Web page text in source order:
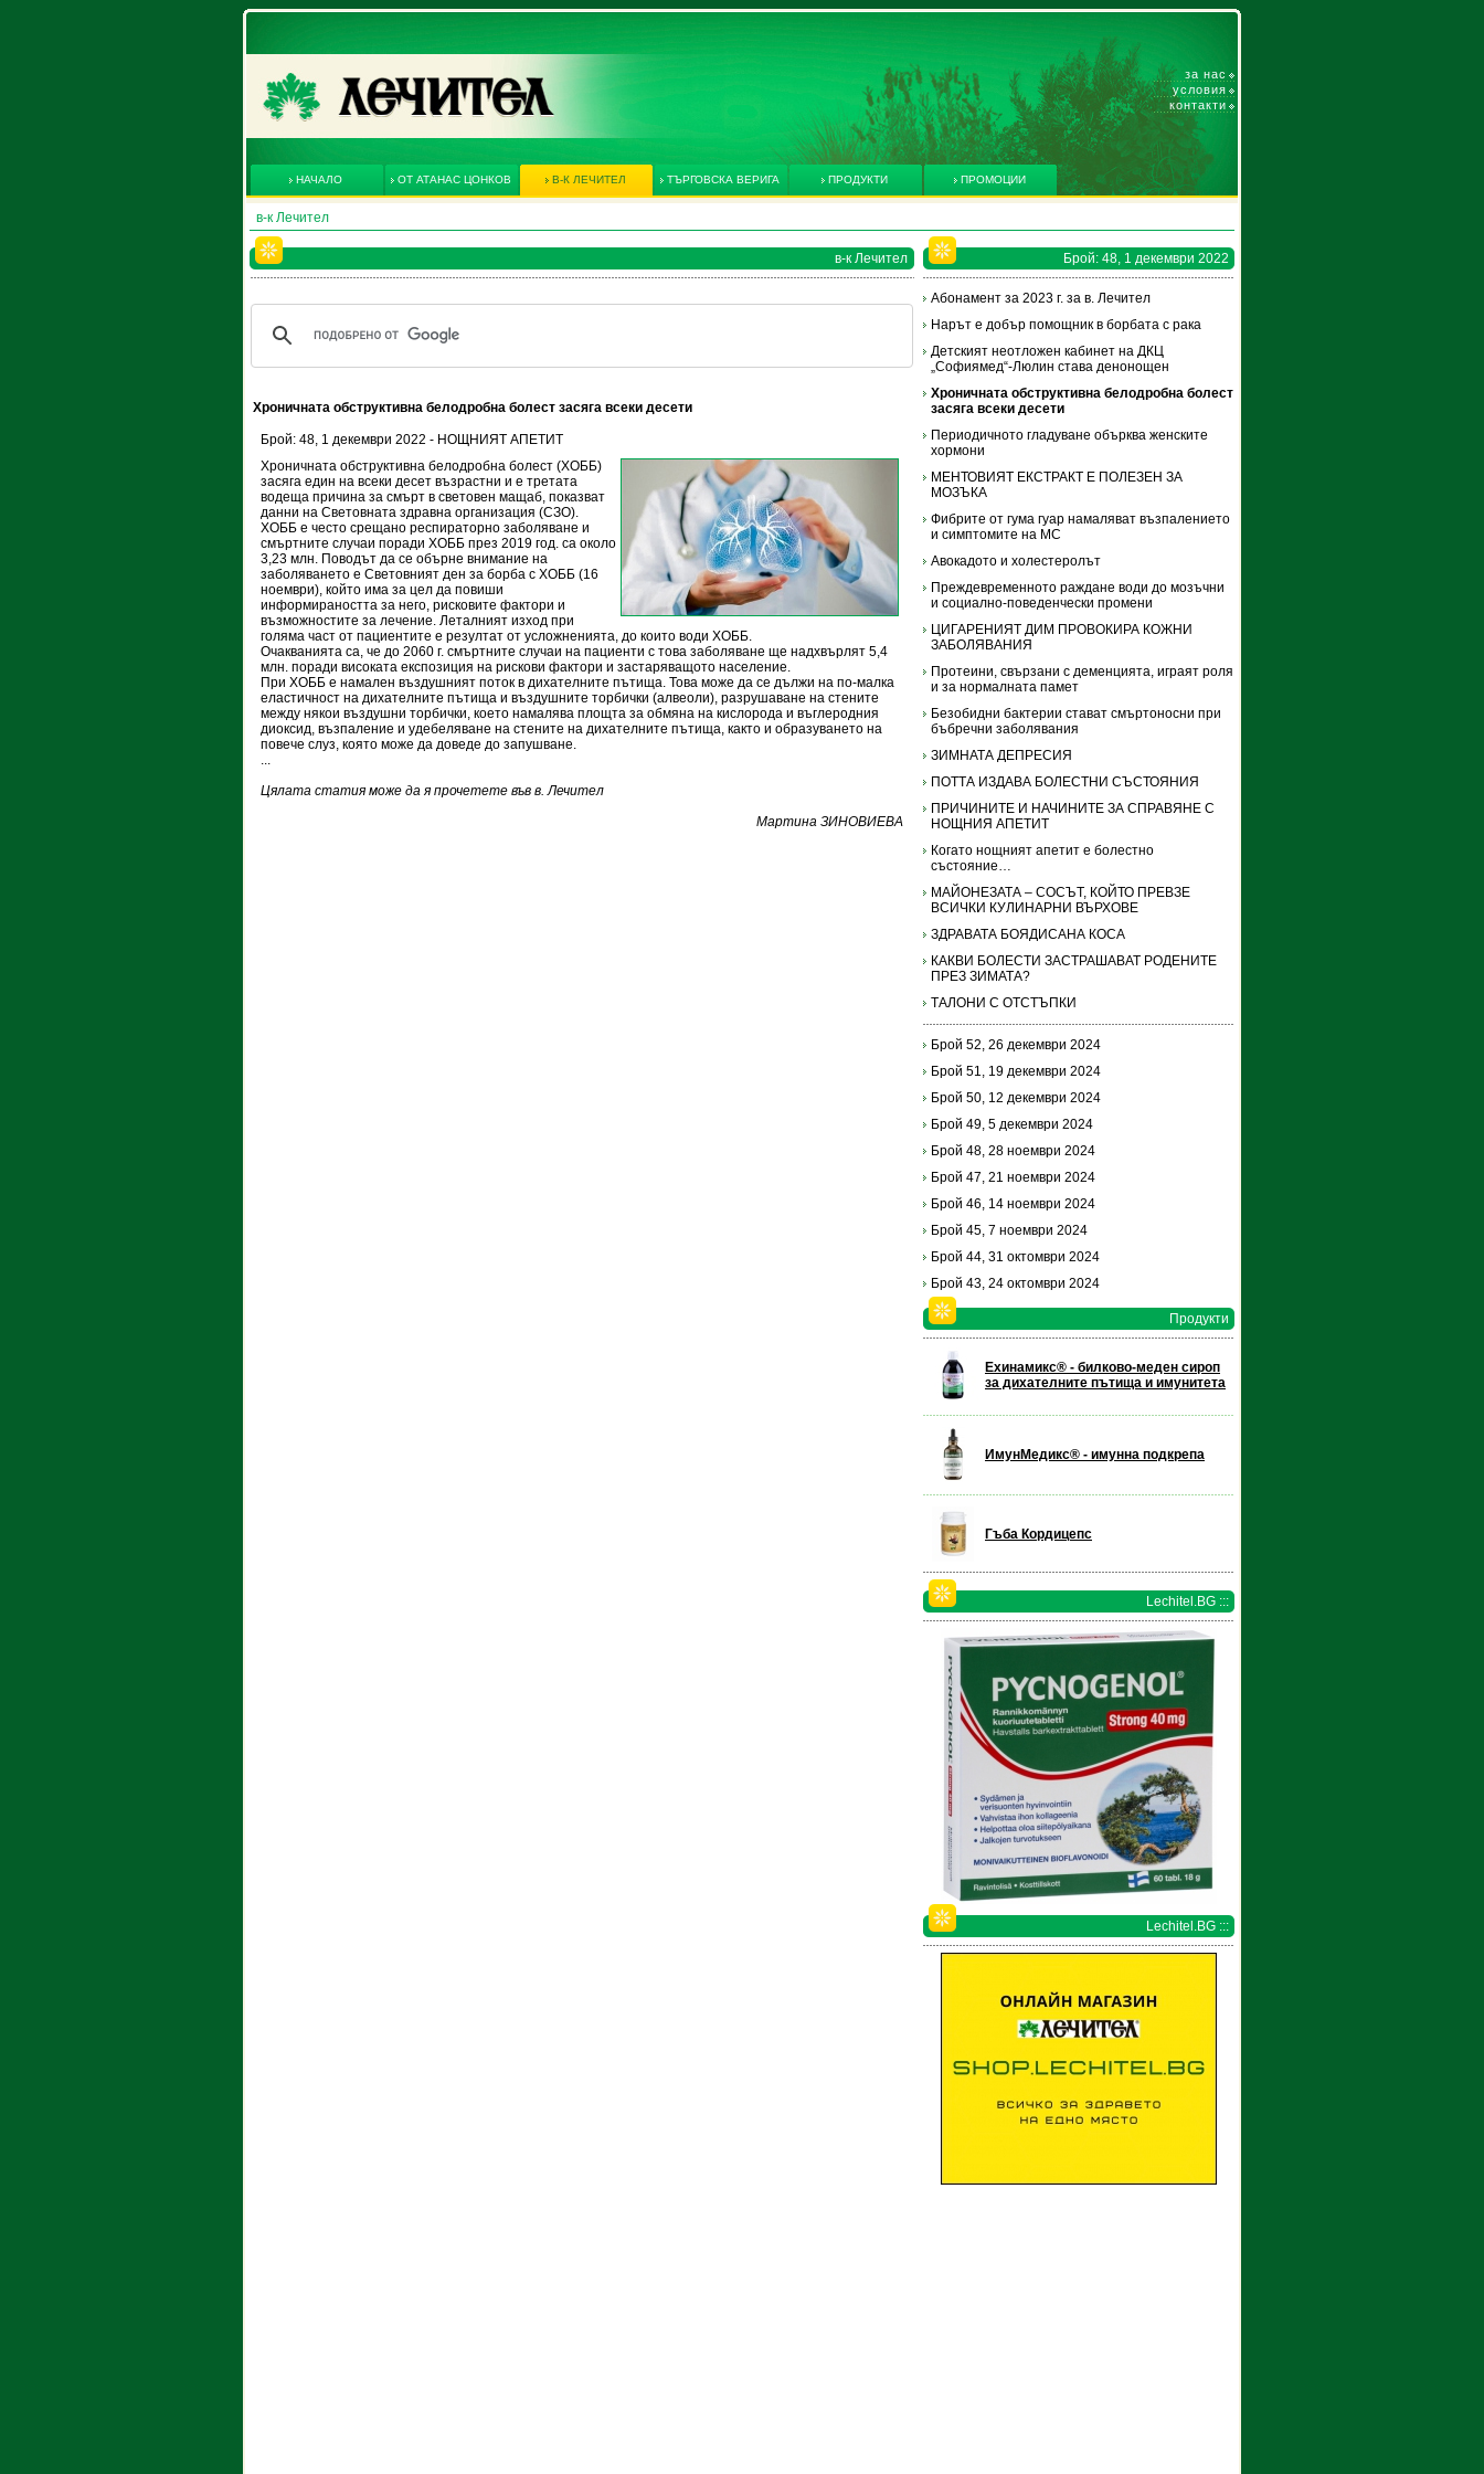
за нас
условия
контакти
НАЧАЛО ОТ АТАНАС ЦОНКОВ В-К ЛЕЧИТЕЛ ТЪРГОВСКА ВЕРИГА ПРОДУКТИ ПРОМОЦИИ
в-к Лечител
в-к Лечител
Хроничната обструктивна белодробна болест засяга всеки десети
Брой: 48, 1 декември 2022 - НОЩНИЯТ АПЕТИТ
Хроничната обструктивна белодробна болест (ХОББ)
засяга един на всеки десет възрастни и е третата
водеща причина за смърт в световен мащаб, показват
данни на Световната здравна организация (СЗО).
ХОББ е често срещано респираторно заболяване и
смъртните случаи поради ХОББ през 2019 год. са около
3,23 млн. Поводът да се обърне внимание на
заболяването е Световният ден за борба с ХОББ (16
ноември), който има за цел да повиши
информираността за него, рисковите фактори и
възможностите за лечение. Леталният изход при
голяма част от пациентите е резултат от усложненията, до които води ХОББ.
Очакванията са, че до 2060 г. смъртните случаи на пациенти с това заболяване ще надхвърлят 5,4
млн. поради високата експозиция на рискови фактори и застаряващото население.
При ХОББ е намален въздушният поток в дихателните пътища. Това може да се дължи на по-малка
еластичност на дихателните пътища и въздушните торбички (алвеоли), разрушаване на стените
между някои въздушни торбички, което намалява площта за обмяна на кислорода и въглеродния
диоксид, възпаление и удебеляване на стените на дихателните пътища, както и образуването на
повече слуз, която може да доведе до запушване.
...
Цялата статия може да я прочетете във в. Лечител
Мартина ЗИНОВИЕВА
Брой: 48, 1 декември 2022
Абонамент за 2023 г. за в. Лечител
Нарът е добър помощник в борбата с рака
Детският неотложен кабинет на ДКЦ
„Софиямед“-Люлин става денонощен
Хроничната обструктивна белодробна болест
засяга всеки десети
Периодичното гладуване обърква женските
хормони
МЕНТОВИЯТ ЕКСТРАКТ Е ПОЛЕЗЕН ЗА
МОЗЪКА
Фибрите от гума гуар намаляват възпалението
и симптомите на МС
Авокадото и холестеролът
Преждевременното раждане води до мозъчни
и социално-поведенчески промени
ЦИГАРЕНИЯТ ДИМ ПРОВОКИРА КОЖНИ
ЗАБОЛЯВАНИЯ
Протеини, свързани с деменцията, играят роля
и за нормалната памет
Безобидни бактерии стават смъртоносни при
бъбречни заболявания
ЗИМНАТА ДЕПРЕСИЯ
ПОТТА ИЗДАВА БОЛЕСТНИ СЪСТОЯНИЯ
ПРИЧИНИТЕ И НАЧИНИТЕ ЗА СПРАВЯНЕ С
НОЩНИЯ АПЕТИТ
Когато нощният апетит е болестно
състояние…
МАЙОНЕЗАТА – СОСЪТ, КОЙТО ПРЕВЗЕ
ВСИЧКИ КУЛИНАРНИ ВЪРХОВЕ
ЗДРАВАТА БОЯДИСАНА КОСА
КАКВИ БОЛЕСТИ ЗАСТРАШАВАТ РОДЕНИТЕ
ПРЕЗ ЗИМАТА?
ТАЛОНИ С ОТСТЪПКИ
Брой 52, 26 декември 2024
Брой 51, 19 декември 2024
Брой 50, 12 декември 2024
Брой 49, 5 декември 2024
Брой 48, 28 ноември 2024
Брой 47, 21 ноември 2024
Брой 46, 14 ноември 2024
Брой 45, 7 ноември 2024
Брой 44, 31 октомври 2024
Брой 43, 24 октомври 2024
Продукти
Ехинамикс® - билково-меден сироп
за дихателните пътища и имунитета
ИмунМедикс® - имунна подкрепа
Гъба Кордицепс
Lechitel.BG :::
Lechitel.BG :::